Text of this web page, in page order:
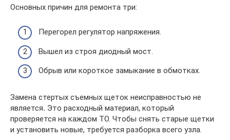
Основных причин для ремонта три:
Перегорел регулятор напряжения.
Вышел из строя диодный мост.
Обрыв или короткое замыкание в обмотках.
Замена стертых съемных щеток неисправностью не
является. Это расходный материал, который
проверяется на каждом ТО. Чтобы снять старые щетки
и установить новые, требуется разборка всего узла.